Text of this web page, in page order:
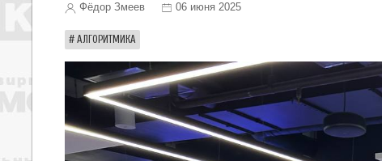
Фёдор Змеев 06 июня 2025
АЛГОРИТМИКА